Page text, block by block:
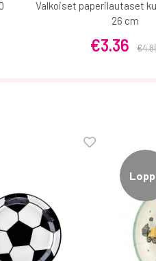
Valkoiset paperilautaset
26 cm
€3.36